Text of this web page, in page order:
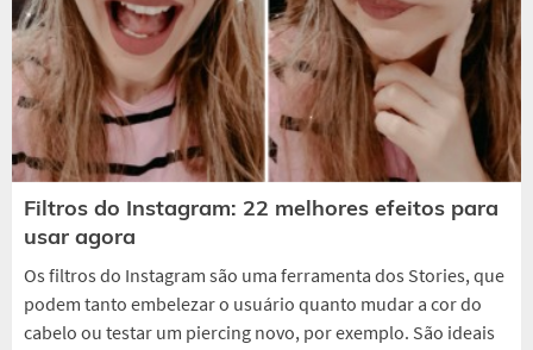
Filtros do Instagram: 22 melhores efeitos para
usar agora
Os filtros do Instagram são uma ferramenta dos Stories, que
podem tanto embelezar o usuário quanto mudar a cor do
cabelo ou testar um piercing novo, por exemplo. São ideais